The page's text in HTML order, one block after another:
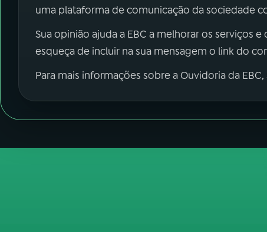
uma plataforma de comunicação da sociedade
Sua opinião ajuda a EBC a melhorar os serviços
esqueça de incluir na sua mensagem o link do
Para mais informações sobre a Ouvidoria da